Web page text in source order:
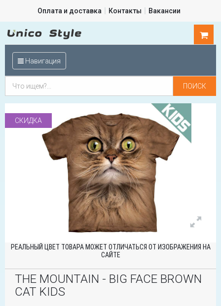
Оплата и доставка Контакты Вакансии
Навигация
СКИДКА
РЕАЛЬНЫЙ ЦВЕТ ТОВАРА МОЖЕТ ОТЛИЧАТЬСЯ ОТ ИЗОБРАЖЕНИЯ НА
САЙТЕ
THE MOUNTAIN - BIG FACE BROWN
CAT KIDS